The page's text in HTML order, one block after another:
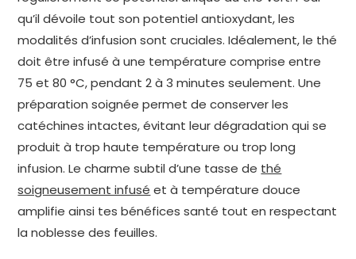
qu’il dévoile tout son potentiel antioxydant, les
modalités d’infusion sont cruciales. Idéalement, le thé
doit être infusé à une température comprise entre
75 et 80 °C, pendant 2 à 3 minutes seulement. Une
préparation soignée permet de conserver les
catéchines intactes, évitant leur dégradation qui se
produit à trop haute température ou trop long
infusion. Le charme subtil d’une tasse de thé
soigneusement infusé et à température douce
amplifie ainsi tes bénéfices santé tout en respectant
la noblesse des feuilles.